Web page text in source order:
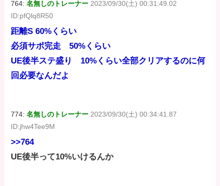
764:名無しのトレーナー 2023/09/30(土) 00:31:49.02
ID:pfQlq8R50
距離S 60%くらい
必須サポ完走 50%くらい
UE後半ステ盛り 10%くらい全部クリアするのに何
回必要なんだよ
774:名無しのトレーナー 2023/09/30(土) 00:34:41.87
ID:jhw4Tee9M
>>764
UE後半って10%いけるんか